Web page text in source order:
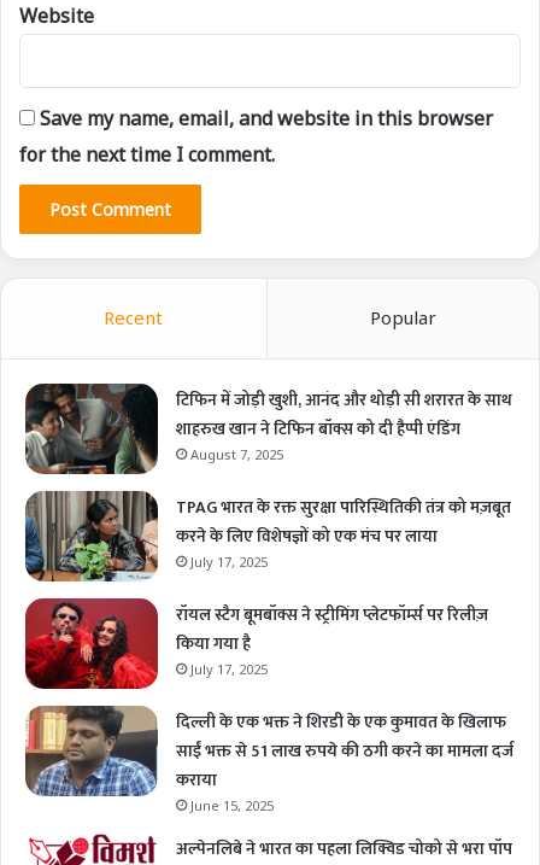
Website
Save my name, email, and website in this browser
for the next time I comment.
Recent Popular
टिफिन में जोड़ी खुशी, आनंद और थोड़ी सी शरारत के साथ
शाहरुख खान ने टिफिन बॉक्स को दी हैप्पी एंडिंग
August 7, 2025
TPAG भारत के रक्त सुरक्षा पारिस्थितिकी तंत्र को मज़बूत
करने के लिए विशेषज्ञों को एक मंच पर लाया
July 17, 2025
रॉयल स्टैग बूमबॉक्स ने स्ट्रीमिंग प्लेटफॉर्म्स पर रिलीज़
किया गया है
July 17, 2025
दिल्ली के एक भक्त ने शिरडी के एक कुमावत के खिलाफ
साईं भक्त से 51 लाख रुपये की ठगी करने का मामला दर्ज
कराया
June 15, 2025
अल्पेनलिबे ने भारत का पहला लिक्विड चोको से भरा पॉप